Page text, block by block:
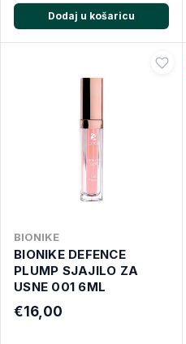
Dodaj u košaricu
BIONIKE
BIONIKE DEFENCE
PLUMP SJAJILO ZA
USNE 001 6ML
€16,00